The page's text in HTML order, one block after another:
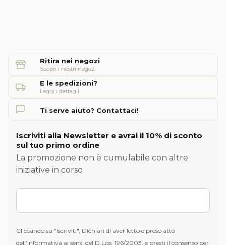
Ritira nei negozi
Scopri i nostri negozi
E le spedizioni?
Leggi i dettagli
Ti serve aiuto? Contattaci!
Iscriviti alla Newsletter e avrai il 10% di sconto
sul tuo primo ordine
La promozione non è cumulabile con altre
iniziative in corso
Cliccando su "Iscriviti", Dichiari di aver letto e preso atto
dell’Informativa ai sensi del D.Lgs. 196/2003, e presti il consenso per